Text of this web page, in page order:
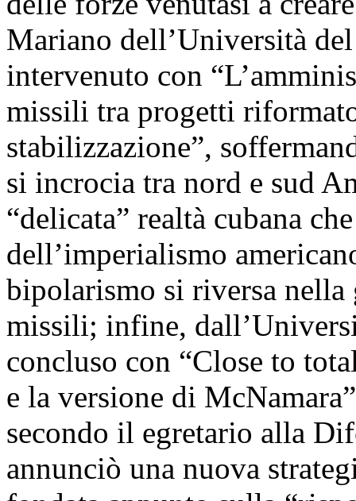
Mariano dell’Università
intervenuto con
missili tra progetti
stabilizzazione”,
si incrocia tra nord e sud
“delicata” realtà cubana
dell’imperialismo
bipolarismo si riversa
missili; infine,
concluso con “Close to
e la versione di
secondo il egretario alla
annunciò una nuova